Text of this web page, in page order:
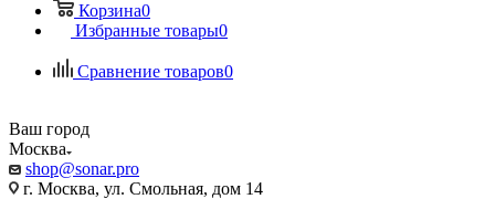
Корзина0
Избранные товары0
Сравнение товаров0
Ваш город
Москва
shop@sonar.pro
г. Москва, ул. Смольная, дом 14